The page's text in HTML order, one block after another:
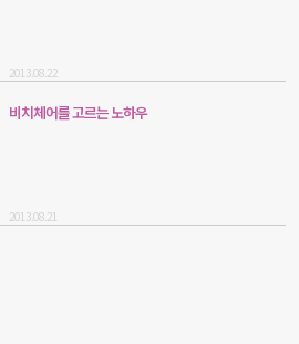
2013.08.22
비치체어를 고르는 노하우
2013.08.21